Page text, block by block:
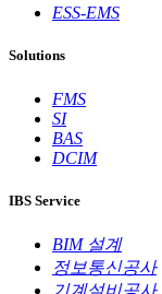
ESS-EMS
Solutions
FMS
SI
BAS
DCIM
IBS Service
BIM 설계
정보통신공사
기계설비공사